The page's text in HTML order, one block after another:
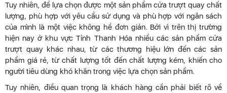
Tuy nhiên, để lựa chọn được một sản phẩm cửa trượt quay chất
lượng, phù hợp với yêu cầu sử dụng và phù hợp với ngân sách
của mình là một việc không hề đơn giản. Bởi vì trên thị trường
hiện nay ở khu vực Tỉnh Thanh Hóa nhiều các sản phẩm cửa
trượt quay khác nhau, từ các thương hiệu lớn đến các sản
phẩm giá rẻ, từ chất lượng tốt đến chất lượng kém, khiến cho
người tiêu dùng khó khăn trong việc lựa chọn sản phẩm.
Tuy nhiên, điều quan trọng là khách hàng cần phải biết rõ về